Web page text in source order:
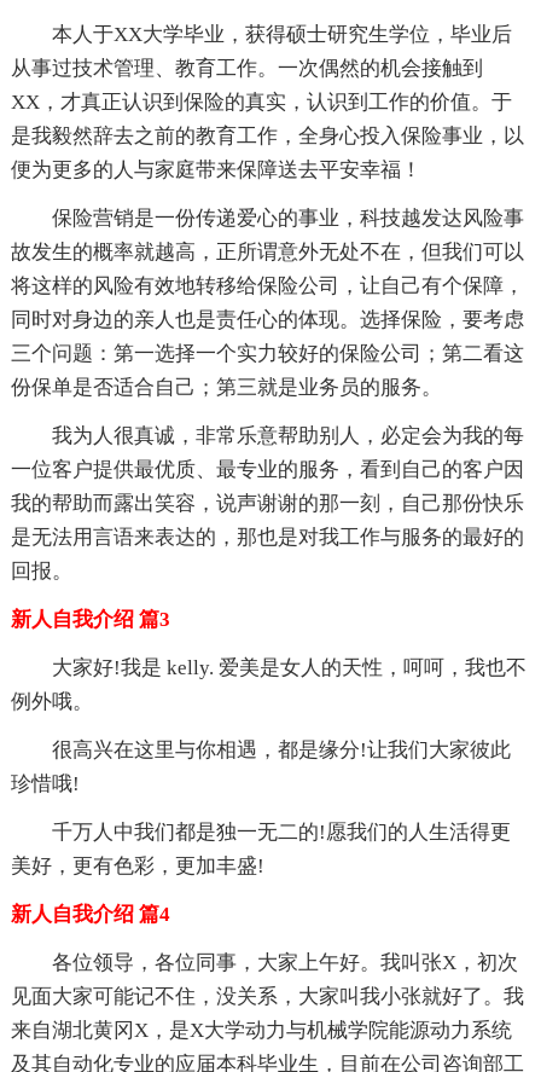
本人于XX大学毕业，获得硕士研究生学位，毕业后
从事过技术管理、教育工作。一次偶然的机会接触到
XX，才真正认识到保险的真实，认识到工作的价值。于
是我毅然辞去之前的教育工作，全身心投入保险事业，以
便为更多的人与家庭带来保障送去平安幸福！
保险营销是一份传递爱心的事业，科技越发达风险事
故发生的概率就越高，正所谓意外无处不在，但我们可以
将这样的风险有效地转移给保险公司，让自己有个保障，
同时对身边的亲人也是责任心的体现。选择保险，要考虑
三个问题：第一选择一个实力较好的保险公司；第二看这
份保单是否适合自己；第三就是业务员的服务。
我为人很真诚，非常乐意帮助别人，必定会为我的每
一位客户提供最优质、最专业的服务，看到自己的客户因
我的帮助而露出笑容，说声谢谢的那一刻，自己那份快乐
是无法用言语来表达的，那也是对我工作与服务的最好的
回报。
新人自我介绍 篇3
大家好!我是 kelly. 爱美是女人的天性，呵呵，我也不
例外哦。
很高兴在这里与你相遇，都是缘分!让我们大家彼此
珍惜哦!
千万人中我们都是独一无二的!愿我们的人生活得更
美好，更有色彩，更加丰盛!
新人自我介绍 篇4
各位领导，各位同事，大家上午好。我叫张X，初次
见面大家可能记不住，没关系，大家叫我小张就好了。我
来自湖北黄冈X，是X大学动力与机械学院能源动力系统
及其自动化专业的应届本科毕业生，目前在公司咨询部工